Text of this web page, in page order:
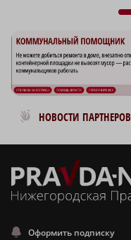
НОВОСТИ ПАРТНЕРОВ
Новости МирТесен
Оформить подписку